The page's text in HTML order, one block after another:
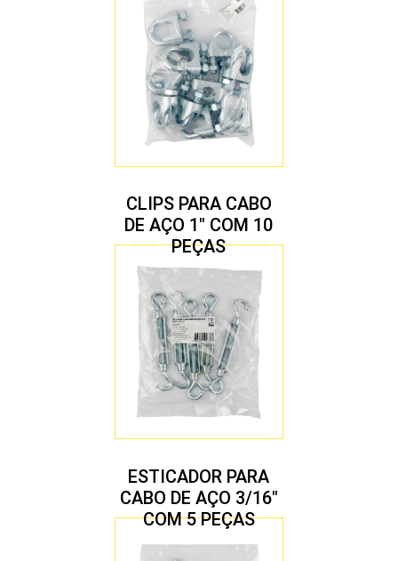
CLIPS PARA CABO
DE AÇO 1″ COM 10
PEÇAS
ESTICADOR PARA
CABO DE AÇO 3/16″
COM 5 PEÇAS